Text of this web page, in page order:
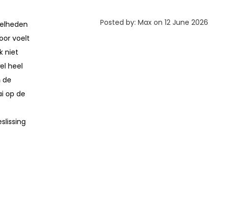
voelt
niet
heel
de
op de
Posted by: Max on 12 June 2026